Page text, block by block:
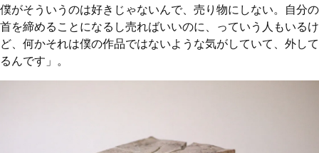
僕がそういうのは好きじゃないんで、売り物にしない。自分の
首を締めることになるし売ればいいのに、っていう人もいるけ
ど、何かそれは僕の作品ではないような気がしていて、外して
るんです」。